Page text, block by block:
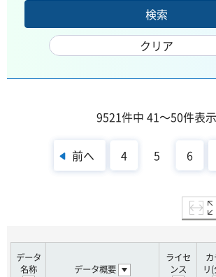
9521件中 41～50件表示
前へ 4 5 6
データ
名称
データ概要
ライセ
ンス
リ